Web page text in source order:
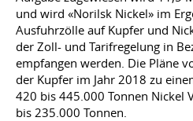
und wird «Norilsk Nickel» im
Ausfuhrzölle auf Kupfer und
der Zoll- und Tarifregelung in
empfangen werden. Die Pläne
der Kupfer im Jahr 2018 zu
420 bis 445.000 Tonnen Nickel
bis 235.000 Tonnen.